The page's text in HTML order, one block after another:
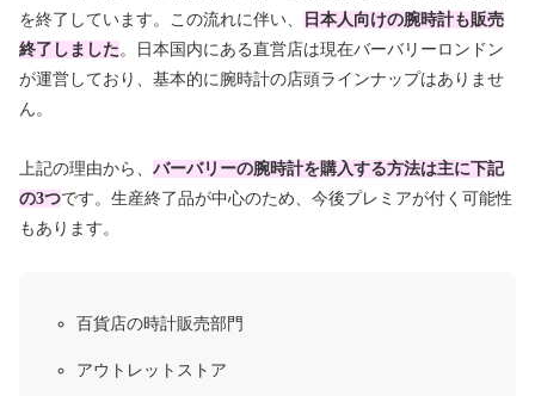
を終了しています。この流れに伴い、
日本人向けの腕時計も販売
終了しました 。日本国内にある直営店は現在バーバリーロンドン
が運営しており、 基本的に腕時計の店頭ラインナップはありませ
ん。
上記の理由から、 バーバリーの腕時計を購入する方法は主に下記
の3つです。生産終了品が中心のため、今後プレミアが付く可能性
もあります。
百貨店の時計販売部門
アウトレットストア